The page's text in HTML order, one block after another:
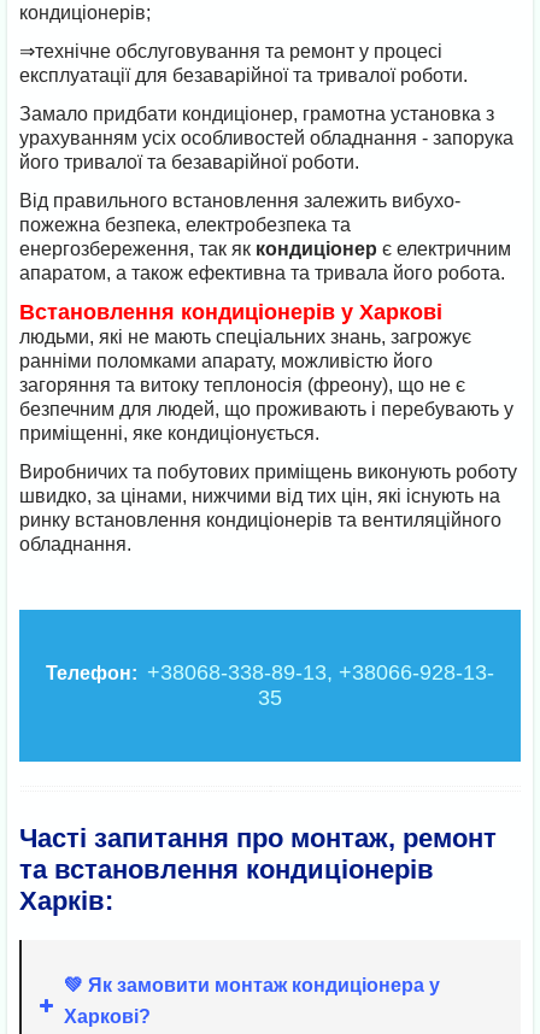
кондиціонерів;
⇒технічне обслуговування та ремонт у процесі
експлуатації для безаварійної та тривалої роботи.
Замало придбати кондиціонер, грамотна установка з
урахуванням усіх особливостей обладнання - запорука
його тривалої та безаварійної роботи.
Від правильного встановлення залежить вибухо-
пожежна безпека, електробезпека та
енергозбереження, так як кондиціонер є електричним
апаратом, а також ефективна та тривала його робота.
Встановлення кондиціонерів у Харкові
людьми, які не мають спеціальних знань, загрожує
ранніми поломками апарату, можливістю його
загоряння та витоку теплоносія (фреону), що не є
безпечним для людей, що проживають і перебувають у
приміщенні, яке кондиціонується.
Виробничих та побутових приміщень виконують роботу
швидко, за цінами, нижчими від тих цін, які існують на
ринку встановлення кондиціонерів та вентиляційного
обладнання.
Телефон: +38068-338-89-13, +38066-928-13-
35
Часті запитання про монтаж, ремонт
та встановлення кондиціонерів
Харків:
💚 Як замовити монтаж кондиціонера у
Харкові?